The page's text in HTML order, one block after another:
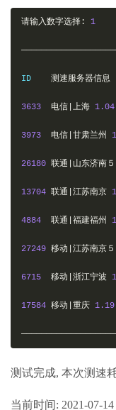
请输入数字选择: 1
ID 测速服务器信息
3633 电信|上海 1.04
3973 电信|甘肃兰州
26180 联通|山东济南５
13704 联通|江苏南京
4884 联通|福建福州
27249 移动|江苏南京５
6715 移动|浙江宁波
17584 移动|重庆 1.19
测试完成, 本次测速
当前时间: 2021-07-14